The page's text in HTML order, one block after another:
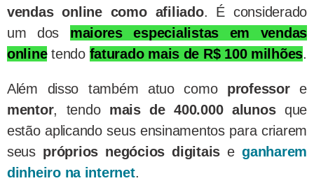
vendas online como afiliado. É considerado
um dos maiores especialistas em vendas
onlinetendo faturado mais de R$ 100 milhões.
Além disso também atuo comoprofessore
mentor, tendo mais de 400.000 alunosque
estão aplicando seus ensinamentos para criarem
seus próprios negócios digitais eganharem
dinheiro na internet.